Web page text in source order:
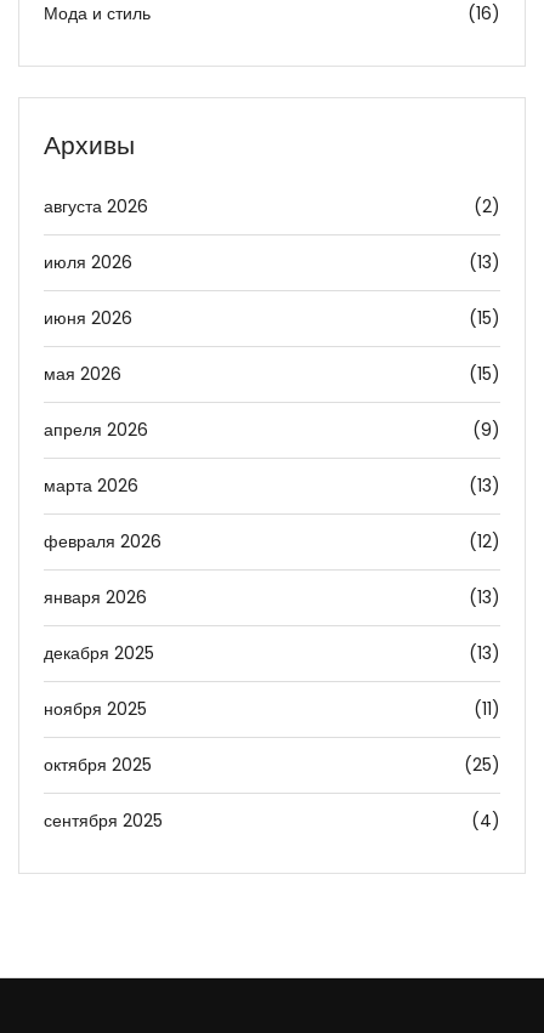
Мода и стиль (16)
Архивы
августа 2026 (2)
июля 2026 (13)
июня 2026 (15)
мая 2026 (15)
апреля 2026 (9)
марта 2026 (13)
февраля 2026 (12)
января 2026 (13)
декабря 2025 (13)
ноября 2025 (11)
октября 2025 (25)
сентября 2025 (4)